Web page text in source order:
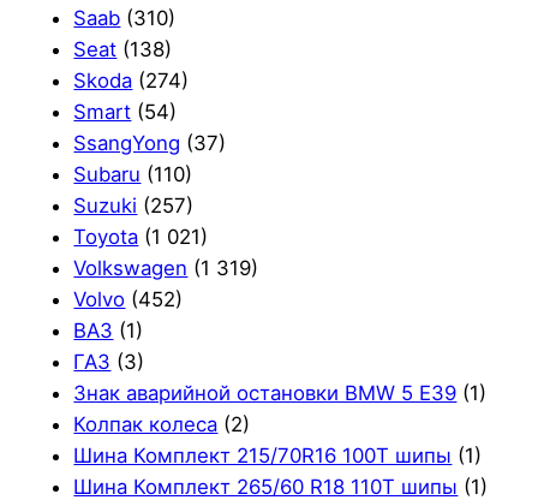
Saab (310)
Seat (138)
Skoda (274)
Smart (54)
SsangYong (37)
Subaru (110)
Suzuki (257)
Toyota (1 021)
Volkswagen (1 319)
Volvo (452)
ВАЗ (1)
ГАЗ (3)
Знак аварийной остановки BMW 5 E39 (1)
Колпак колеса (2)
Шина Комплект 215/70R16 100T шипы (1)
Шина Комплект 265/60 R18 110T шипы (1)